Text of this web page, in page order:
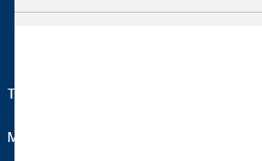
Telefon:
Mail: